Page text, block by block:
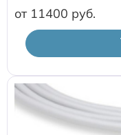
от 11400
Расходные